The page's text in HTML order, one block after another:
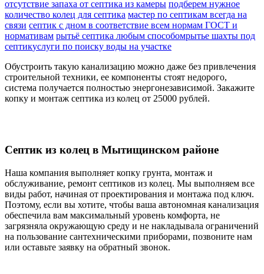
отсутствие запаха от септика из камеры подберем нужное
количество колец для септика мастер по септикам всегда на
связи септик с дном в соответствие всем нормам ГОСТ и
нормативам рытьё септика любым способомрытье шахты под
септикуслуги по поиску воды на участке
Обустроить такую канализацию можно даже без привлечения
строительной техники, ее компоненты стоят недорого,
система получается полностью энергонезависимой. Закажите
копку и монтаж септика из колец от 25000 рублей.
Септик из колец в Мытищинском районе
Наша компания выполняет копку грунта, монтаж и
обслуживание, ремонт септиков из колец. Мы выполняем все
виды работ, начиная от проектирования и монтажа под ключ.
Поэтому, если вы хотите, чтобы ваша автономная канализация
обеспечила вам максимальный уровень комфорта, не
загрязняла окружающую среду и не накладывала ограничений
на пользование сантехническими приборами, позвоните нам
или оставьте заявку на обратный звонок.